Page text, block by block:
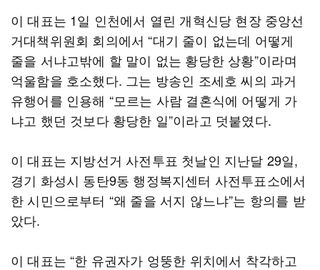
이 대표는 1일 인천에서 열린 개혁신당 현장 중앙선
거대책위원회 회의에서 “대기 줄이 없는데 어떻게
줄을 서냐고밖에 할 말이 없는 황당한 상황”이라며
억울함을 호소했다. 그는 방송인 조세호 씨의 과거
유행어를 인용해 “모르는 사람 결혼식에 어떻게 가
냐고 했던 것보다 황당한 일”이라고 덧붙였다.
이 대표는 지방선거 사전투표 첫날인 지난달 29일,
경기 화성시 동탄9동 행정복지센터 사전투표소에서
한 시민으로부터 “왜 줄을 서지 않느냐”는 항의를 받
았다.
이 대표는 “한 유권자가 엉뚱한 위치에서 착각하고